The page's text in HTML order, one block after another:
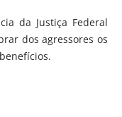
da Justiça Federal
dos agressores os